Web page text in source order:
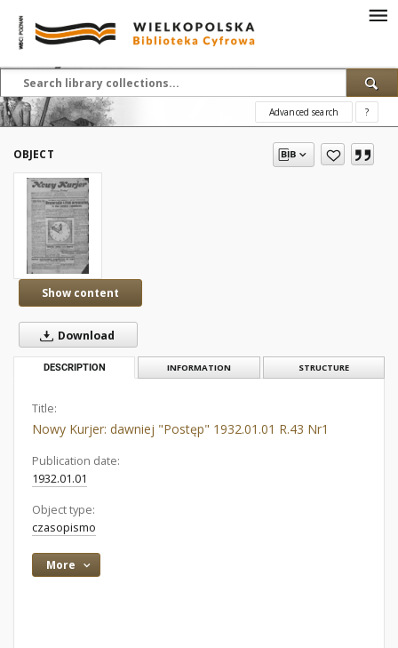
Advanced search ?
OBJECT
Show content
Download
DESCRIPTION INFORMATION STRUCTURE
Title:
Nowy Kurjer: dawniej "Postęp" 1932.01.01 R.43 Nr1
Publication date:
1932.01.01
Object type:
czasopismo
More